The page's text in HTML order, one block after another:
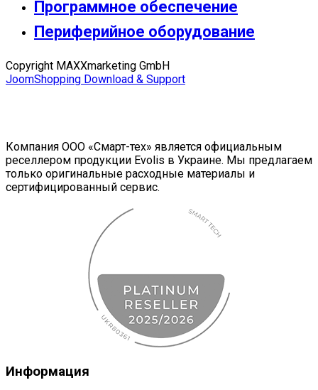
Программное обеспечение
Периферийное оборудование
Copyright MAXXmarketing GmbH
JoomShopping Download & Support
Компания ООО «Смарт-тех» является официальным
реселлером продукции Evolis в Украине. Мы предлагаем
только оригинальные расходные материалы и
сертифицированный сервис.
Информация